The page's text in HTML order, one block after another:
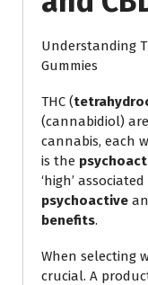
Understanding
Gummies
THC (
(cannabidiol)
cannabis, each
is the
‘high’
psychoactive
benefits.
When selecting
crucial. A